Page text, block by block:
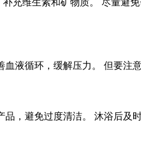
液循环，缓解压力。 但要注
，避免过度清洁。 沐浴后